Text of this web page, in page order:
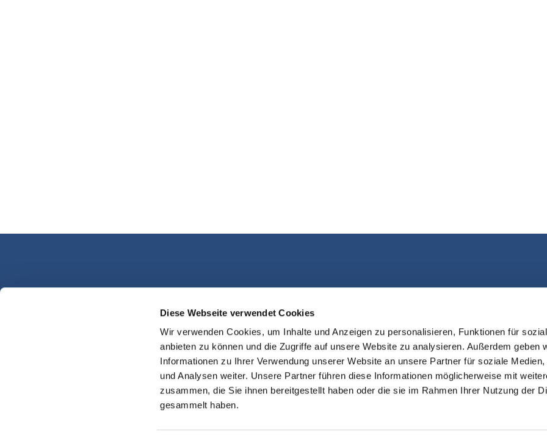
Diese Webseite verwendet Cookies
Wir verwenden Cookies, um Inhalte und Anzeigen zu personalisieren, Funktionen für
anbieten zu können und die Zugriffe auf unsere Website zu analysieren. Außerdem geben
Informationen zu Ihrer Verwendung unserer Website an unsere Partner für soziale Medien,
und Analysen weiter. Unsere Partner führen diese Informationen möglicherweise mit
zusammen, die Sie ihnen bereitgestellt haben oder die sie im Rahmen Ihrer Nutzung der
gesammelt haben.
Kassel Martinsplatz
Impressum